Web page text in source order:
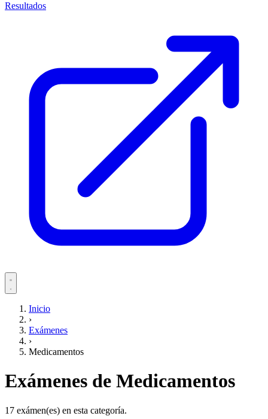
Resultados
Servicios
Inicio
›
Exámenes
›
Medicamentos
Exámenes de Medicamentos
17 exámen(es) en esta categoría.